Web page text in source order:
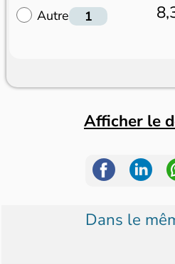
Autre
Afficher le
Dans le